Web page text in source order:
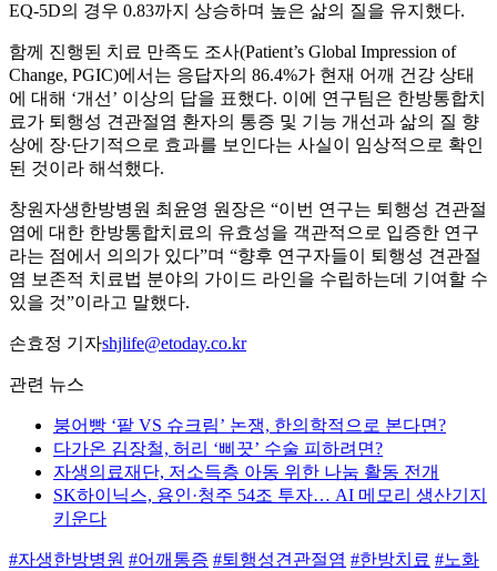
EQ-5D의 경우 0.83까지 상승하며 높은 삶의 질을 유지했다.
함께 진행된 치료 만족도 조사(Patient’s Global Impression of
Change, PGIC)에서는 응답자의 86.4%가 현재 어깨 건강 상태
에 대해 ‘개선’ 이상의 답을 표했다. 이에 연구팀은 한방통합치
료가 퇴행성 견관절염 환자의 통증 및 기능 개선과 삶의 질 향
상에 장∙단기적으로 효과를 보인다는 사실이 임상적으로 확인
된 것이라 해석했다.
창원자생한방병원 최윤영 원장은 “이번 연구는 퇴행성 견관절
염에 대한 한방통합치료의 유효성을 객관적으로 입증한 연구
라는 점에서 의의가 있다”며 “향후 연구자들이 퇴행성 견관절
염 보존적 치료법 분야의 가이드 라인을 수립하는데 기여할 수
있을 것”이라고 말했다.
손효정 기자shjlife@etoday.co.kr
관련 뉴스
붕어빵 ‘팥 VS 슈크림’ 논쟁, 한의학적으로 본다면?
다가온 김장철, 허리 ‘삐끗’ 수술 피하려면?
자생의료재단, 저소득층 아동 위한 나눔 활동 전개
SK하이닉스, 용인·청주 54조 투자… AI 메모리 생산기지
키운다
#자생한방병원 #어깨통증 #퇴행성견관절염 #한방치료 #노화